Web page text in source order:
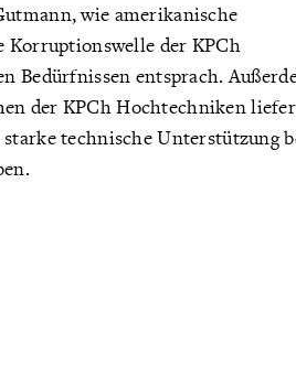
wie amerikanische
Korruptionswelle der KPCh
Bedürfnissen entsprach.
der KPCh Hochtechniken
technische Unterstützung